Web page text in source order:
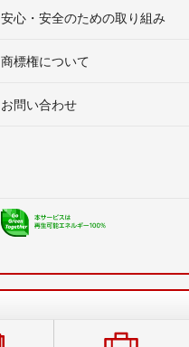
安心・安全のための取り組み
商標権について
お問い合わせ